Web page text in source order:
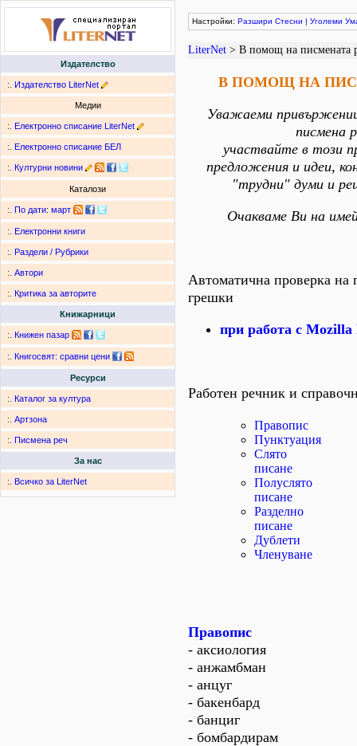
Издателство
:. Издателство LiterNet
Медии
:. Електронно списание LiterNet
:. Електронно списание БЕЛ
:. Културни новини
Каталози
:. По дати: март
:. Електронни книги
:. Раздели / Рубрики
:. Автори
:. Критика за авторите
Книжарници
:. Книжен пазар
:. Книгосвят: сравни цени
Ресурси
:. Каталог за култура
:. Артзона
:. Писмена реч
За нас
:. Всичко за LiterNet
Настройки: Разшири Стесни | Уголеми
LiterNet > В помощ на писмената
В ПОМОЩ НА
Уважаеми
писмена
участвайте в този
предложения и идеи,
"трудни" думи и
Очакваме Ви на
Автоматична проверка на
грешки
при работа с
Работен речник и
Правопис
Пунктуация
Слято
писане
Полуслято
писане
Разделно
писане
Дублети
Членуване
Правопис
- аксиология
- анжамбман
- анцуг
- бакенбард
- банциг
- бомбардирам